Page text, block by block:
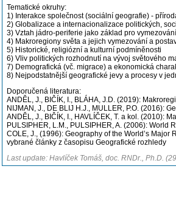
Tematické okruhy:
1) Interakce společnost (sociální geografie) -
2) Globalizace a internacionalizace politických,
3) Vztah jádro-periferie jako základ pro
4) Makroregiony světa a jejich vymezování a
5) Historické, religiózní a kulturní podmíněnosti
6) Vliv politických rozhodnutí na vývoj světového
7) Demografická (vč. migrace) a ekonomická
8) Nejpodstatnější geografické jevy a procesy v
Doporučená literatura:
ANDĚL, J., BIČÍK, I., BLÁHA, J.D. (2019):
NIJMAN, J., DE BLIJ H.J., MULLER, P.O. (2016):
ANDĚL, J., BIČÍK, I., HAVLÍČEK, T. a kol. (2010):
PULSIPHER, L.M., PULSIPHER, A. (2006): World
COLE, J., (1996): Geography of the World’s Major
vybrané články z časopisu Geografické rozhledy
Last update: Havlíček Tomáš, doc. RNDr., Ph.D.